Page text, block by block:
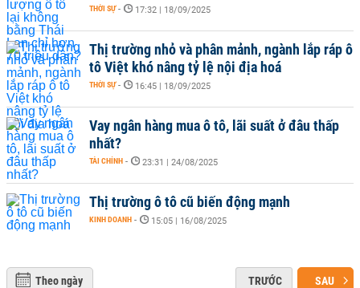
THỜI SỰ - 17:32 | 18/09/2025
Thị trường nhỏ và phân mảnh, ngành lắp ráp ô
tô Việt khó nâng tỷ lệ nội địa hoá
THỜI SỰ - 16:45 | 18/09/2025
Vay ngân hàng mua ô tô, lãi suất ở đâu thấp
nhất?
TÀI CHÍNH - 23:31 | 24/08/2025
Thị trường ô tô cũ biến động mạnh
KINH DOANH - 15:05 | 16/08/2025
Theo ngày TRƯỚC SAU